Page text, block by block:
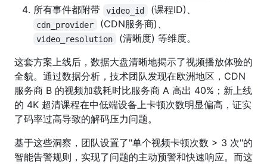
所有事件都附带
video_id (课程ID)、
cdn_provider (CDN服务商)、
video_resolution
(清晰度) 等维度。
这套方案上线后，数据大盘清晰地揭示了视频播放体验的
全貌。通过数据分析，技术团队发现在欧洲地区，CDN
服务商 B 的视频加载耗时比服务商 A 高出 40%；新上线
的 4K 超清课程在中低端设备上卡顿次数明显偏高，证实
了码率过高导致的解码压力问题。
基于这些洞察，团队设置了"单个视频卡顿次数 > 3 次"的
智能告警规则，实现了问题的主动预警和快速响应。而这